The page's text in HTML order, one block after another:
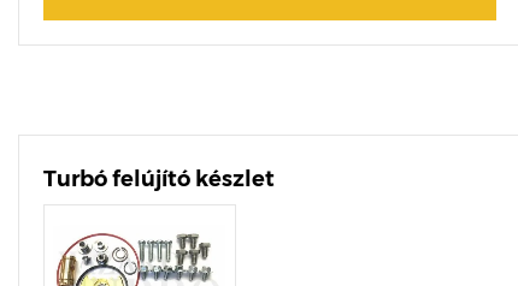
Turbó felújító készlet